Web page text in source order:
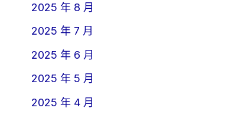
2025 年 8 月
2025 年 7 月
2025 年 6 月
2025 年 5 月
2025 年 4 月